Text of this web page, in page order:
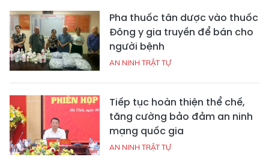
Pha thuốc tân dược vào thuốc
Đông y gia truyền để bán cho
người bệnh
AN NINH TRẬT TỰ
Tiếp tục hoàn thiện thể chế,
tăng cường bảo đảm an ninh
mạng quốc gia
AN NINH TRẬT TỰ